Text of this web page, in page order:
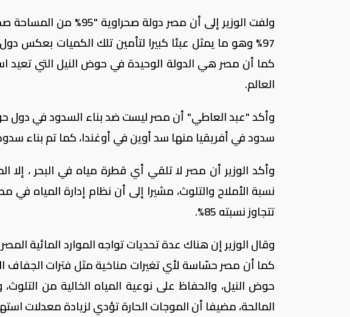
ولفت الوزير إلى أن مصر
97% وهو ما يمثل عبئا كبيرا لتأمين تلك الكميات بعكس
كما أن مصر هي الدولة الوحيدة في حوض النيل التي تعيد
العالم.
وأكد "عبد العاطي" أن مصر ليست ضد بناء السدود في دول
سدود في أفريقيا منها سد أوين في أوغندا، كما تم بناء
وأكد الوزير أن مصر لا تلقي أي قطرة مياه في البحر ، إلا
نسبة الأملاح والتلوث، مشيرا إلى أن نظام إدارة المياه
تتجاوز نسبته 85%.
وقال الوزير إن هناك عدة تحديات تواجه الموارد المائية
كما أن مصر حسّاسة لأي تغيرات مناخية مثل فترات الجفاف
حوض النيل، والحفاظ على نوعية المياه الخالية من
المالحة، مضيفا أن الموجات الحارة تؤدي لزيادة معدلات